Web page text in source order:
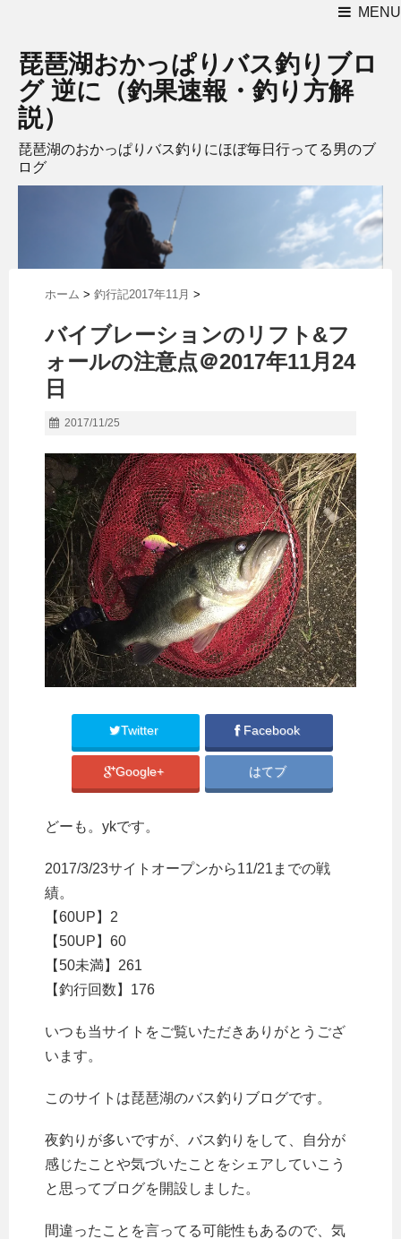
MENU
琵琶湖おかっぱりバス釣りブロ
グ 逆に（釣果速報・釣り方解
説）
琵琶湖のおかっぱりバス釣りにほぼ毎日行ってる男のブ
ログ
ホーム > 釣行記2017年11月 >
バイブレーションのリフト&フ
ォールの注意点＠2017年11月24
日
2017/11/25
Twitter Facebook
Google+ はてブ
どーも。ykです。
2017/3/23サイトオープンから11/21までの戦
績。
【60UP】2
【50UP】60
【50未満】261
【釣行回数】176
いつも当サイトをご覧いただきありがとうござ
います。
このサイトは琵琶湖のバス釣りブログです。
夜釣りが多いですが、バス釣りをして、自分が
感じたことや気づいたことをシェアしていこう
と思ってブログを開設しました。
間違ったことを言ってる可能性もあるので、気